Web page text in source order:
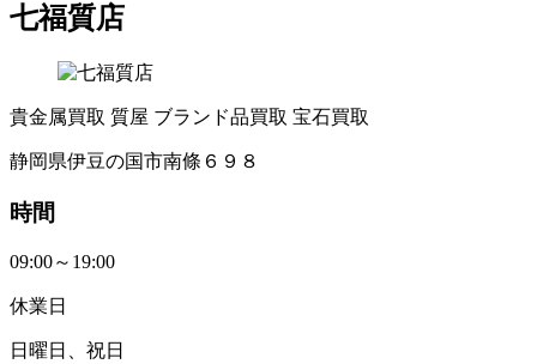
七福質店
貴金属買取 質屋 ブランド品買取 宝石買取
静岡県伊豆の国市南條６９８
時間
09:00～19:00
休業日
日曜日、祝日